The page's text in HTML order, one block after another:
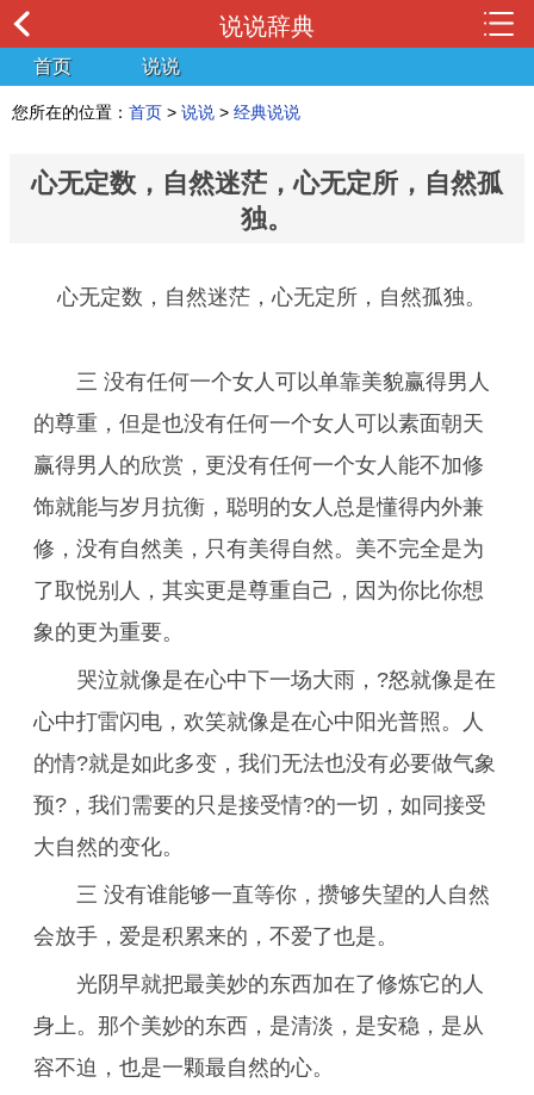
说说辞典
首页 说说
您所在的位置： 首页 > 说说 > 经典说说
心无定数，自然迷茫，心无定所，自然孤
独。
心无定数，自然迷茫，心无定所，自然孤独。
三 没有任何一个女人可以单靠美貌赢得男人
的尊重，但是也没有任何一个女人可以素面朝天
赢得男人的欣赏，更没有任何一个女人能不加修
饰就能与岁月抗衡，聪明的女人总是懂得内外兼
修，没有自然美，只有美得自然。美不完全是为
了取悦别人，其实更是尊重自己，因为你比你想
象的更为重要。
哭泣就像是在心中下一场大雨，?怒就像是在
心中打雷闪电，欢笑就像是在心中阳光普照。人
的情?就是如此多变，我们无法也没有必要做气象
预?，我们需要的只是接受情?的一切，如同接受
大自然的变化。
三 没有谁能够一直等你，攒够失望的人自然
会放手，爱是积累来的，不爱了也是。
光阴早就把最美妙的东西加在了修炼它的人
身上。那个美妙的东西，是清淡，是安稳，是从
容不迫，也是一颗最自然的心。